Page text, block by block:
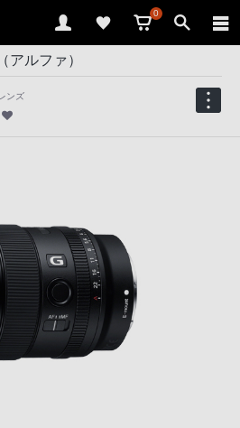
0
アルファ）
ンズ